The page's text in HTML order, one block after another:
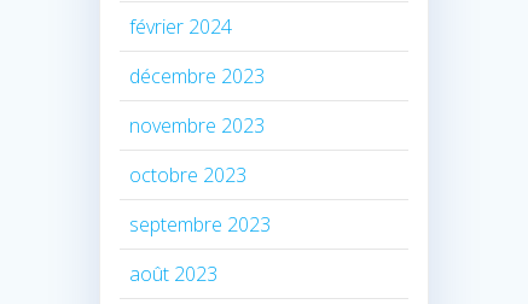
février 2024
décembre 2023
novembre 2023
octobre 2023
septembre 2023
août 2023